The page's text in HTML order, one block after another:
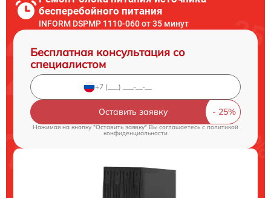
бесперебойного питания
INFORM DSPMP 1110-060 от 35 минут
Бесплатная консультация со
специалистом
Оставить заявку
Нажимая на кнопку "Оставить заявку" Вы соглашаетесь cполитикой
конфиденциальности